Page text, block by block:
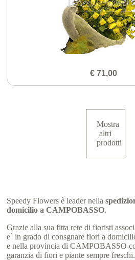
€ 71,00
Mostra
altri
prodotti
Speedy Flowers è leader nella
domicilio a CAMPOBASSO.
Grazie alla sua fitta rete di fioristi
e` in grado di consgnare fiori a
e nella provincia di CAMPOBASSO
garanzia di fiori e piante sempre freschi.